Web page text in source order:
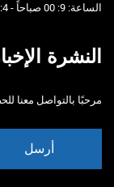
الساعة: 9: 00 صباحاً - 4: 00 مساءاً
النشرة
مرحبًا بالتواصل معنا
أرسل